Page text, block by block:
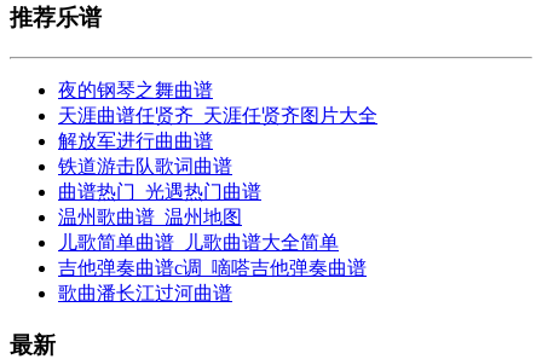
推荐乐谱
夜的钢琴之舞曲谱
天涯曲谱任贤齐_天涯任贤齐图片大全
解放军进行曲曲谱
铁道游击队歌词曲谱
曲谱热门_光遇热门曲谱
温州歌曲谱_温州地图
儿歌简单曲谱_儿歌曲谱大全简单
吉他弹奏曲谱c调_嘀嗒吉他弹奏曲谱
歌曲潘长江过河曲谱
最新